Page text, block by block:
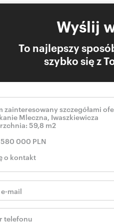
Wyślij
To najlepszy
szybko się z